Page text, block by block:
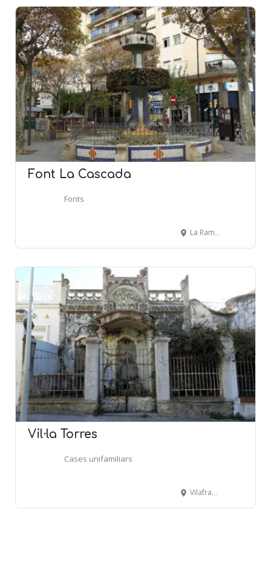
Font La Cascada
Fonts
La Rambla - EL VENDRELL
Vil·la Torres
Cases unifamiliars
Vilafranca, 25 (Coma-ruga) - EL VENDRELL